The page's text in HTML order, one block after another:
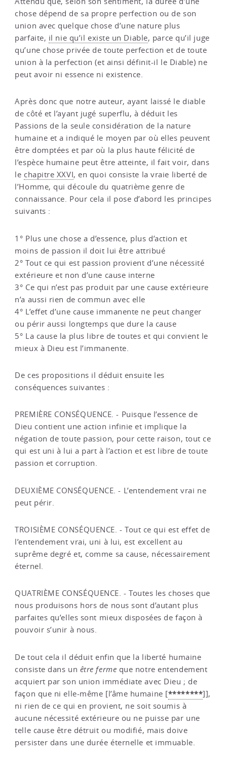
chose dépend de sa propre perfection ou de son
union avec quelque chose d’une nature plus
parfaite, il nie qu’il existe un Diable, parce qu’il juge
qu’une chose privée de toute perfection et de toute
union à la perfection (et ainsi définit-il le Diable) ne
peut avoir ni essence ni existence.
Après donc que notre auteur, ayant laissé le diable
de côté et l’ayant jugé superflu, à déduit les
Passions de la seule considération de la nature
humaine et a indiqué le moyen par où elles peuvent
être domptées et par où la plus haute félicité de
l’espèce humaine peut être atteinte, il fait voir, dans
le chapitre XXVI, en quoi consiste la vraie liberté de
l’Homme, qui découle du quatrième genre de
connaissance. Pour cela il pose d’abord les principes
suivants :
1° Plus une chose a d’essence, plus d’action et
moins de passion il doit lui être attribué
2° Tout ce qui est passion provient d’une nécessité
extérieure et non d’une cause interne
3° Ce qui n’est pas produit par une cause extérieure
n’a aussi rien de commun avec elle
4° L’effet d’une cause immanente ne peut changer
ou périr aussi longtemps que dure la cause
5° La cause la plus libre de toutes et qui convient le
mieux à Dieu est l’immanente.
De ces propositions il déduit ensuite les
conséquences suivantes :
PREMIÈRE CONSÉQUENCE. - Puisque l’essence de
Dieu contient une action infinie et implique la
négation de toute passion, pour cette raison, tout ce
qui est uni à lui a part à l’action et est libre de toute
passion et corruption.
DEUXIÈME CONSÉQUENCE. - L’entendement vrai ne
peut périr.
TROISIÈME CONSÉQUENCE. - Tout ce qui est effet de
l’entendement vrai, uni à lui, est excellent au
suprême degré et, comme sa cause, nécessairement
éternel.
QUATRIÈME CONSÉQUENCE. - Toutes les choses que
nous produisons hors de nous sont d’autant plus
parfaites qu’elles sont mieux disposées de façon à
pouvoir s’unir à nous.
De tout cela il déduit enfin que la liberté humaine
consiste dans un être ferme que notre entendement
acquiert par son union immédiate avec Dieu ; de
façon que ni elle-même [l’âme humaine [********]],
ni rien de ce qui en provient, ne soit soumis à
aucune nécessité extérieure ou ne puisse par une
telle cause être détruit ou modifié, mais doive
persister dans une durée éternelle et immuable.